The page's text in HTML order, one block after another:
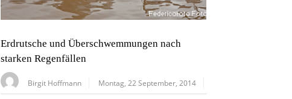
Erdrutsche und Überschwemmungen nach
starken Regenfällen
Birgit Hoffmann Montag, 22 September, 2014